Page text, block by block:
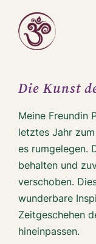
Inhalt
springen
Die Kunst
Meine Freundin
letztes Jahr
es rumgelegen.
behalten und
verschoben.
wunderbare
Zeitgeschehen
hineinpassen.